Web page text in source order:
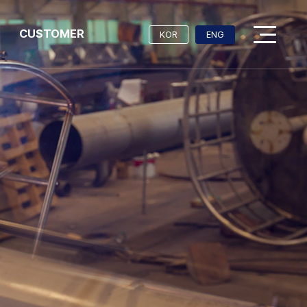
CUSTOMER KOR ENG